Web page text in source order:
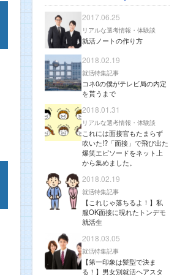
2017.06.25
リアルな選考情報・体験談
就活ノートの作り方
2018.02.19
就活特集記事
コネ0の僕がテレビ局の内定
を貰うまで
2018.01.31
リアルな選考情報・体験談
これには面接官もたまらず
吹いた!?「面接」で飛び出た
爆笑エピソードをネット上
から集めました。
2018.02.19
就活特集記事
【これじゃ落ちるよ！】私
服OK面接に現れたトンデモ
就活生
2018.03.05
就活特集記事
【第一印象は髪型で決ま
る！】男女別就活ヘアスタ